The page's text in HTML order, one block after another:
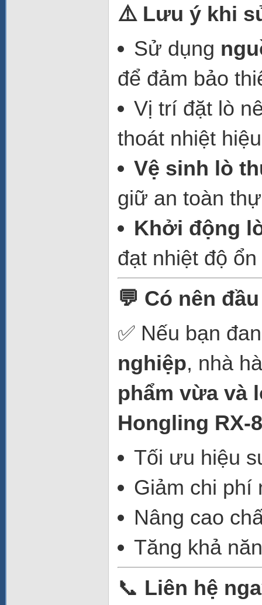
⚠️ Lưu ý khi
Sử dụng
để đảm bảo
Vị trí đặt lò
thoát nhiệt
Vệ sinh lò
giữ an toàn
Khởi động
đạt nhiệt độ
💬 Có nên
✅ Nếu bạn
nghiệp, nhà
phẩm vừa và
Hongling RX-
Tối ưu hiệu
Giảm chi phí
Nâng cao
Tăng khả
📞 Liên hệ